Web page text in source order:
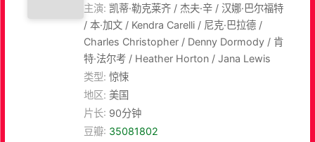
主演: 凯蒂·勒克莱齐 / 杰夫·辛 / 汉娜·巴尔福特
/ 本·加文 / Kendra Carelli / 尼克·巴拉德 /
Charles Christopher / Denny Dormody / 肯
特·法尔考 / Heather Horton / Jana Lewis
类型: 惊悚
地区: 美国
片长: 90分钟
豆瓣: 35081802